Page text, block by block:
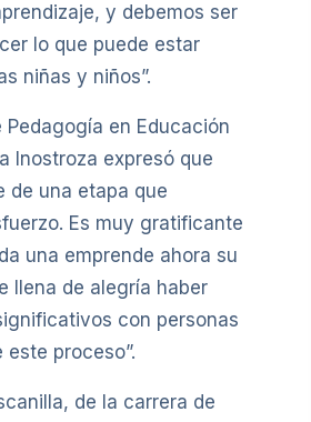
y debemos ser
lo que puede estar
niñas y niños”.
Pedagogía en Educación
Inostroza expresó que
de una etapa que
Es muy gratificante
una emprende ahora su
llena de alegría haber
con personas
proceso”.
de la carrera de